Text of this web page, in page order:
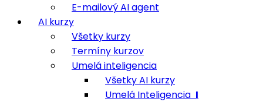
E-mailový AI agent
AI kurzy
Všetky kurzy
Termíny kurzov
Umelá inteligencia
Všetky AI kurzy
Umelá Inteligencia I